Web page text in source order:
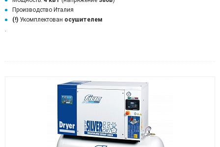
Производство Италия
(!) Укомплектован осушителем